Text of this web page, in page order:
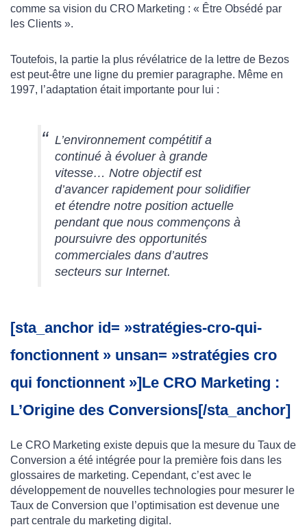
comme sa vision du CRO Marketing : « Être Obsédé par
les Clients ».
Toutefois, la partie la plus révélatrice de la lettre de Bezos
est peut-être une ligne du premier paragraphe. Même en
1997, l’adaptation était importante pour lui :
L’environnement compétitif a
continué à évoluer à grande
vitesse… Notre objectif est
d’avancer rapidement pour solidifier
et étendre notre position actuelle
pendant que nous commençons à
poursuivre des opportunités
commerciales dans d’autres
secteurs sur Internet.
[sta_anchor id= »stratégies-cro-qui-
fonctionnent » unsan= »stratégies cro
qui fonctionnent »]Le CRO Marketing :
L’Origine des Conversions[/sta_anchor]
Le CRO Marketing existe depuis que la mesure du Taux de
Conversion a été intégrée pour la première fois dans les
glossaires de marketing. Cependant, c’est avec le
développement de nouvelles technologies pour mesurer le
Taux de Conversion que l’optimisation est devenue une
part centrale du marketing digital.